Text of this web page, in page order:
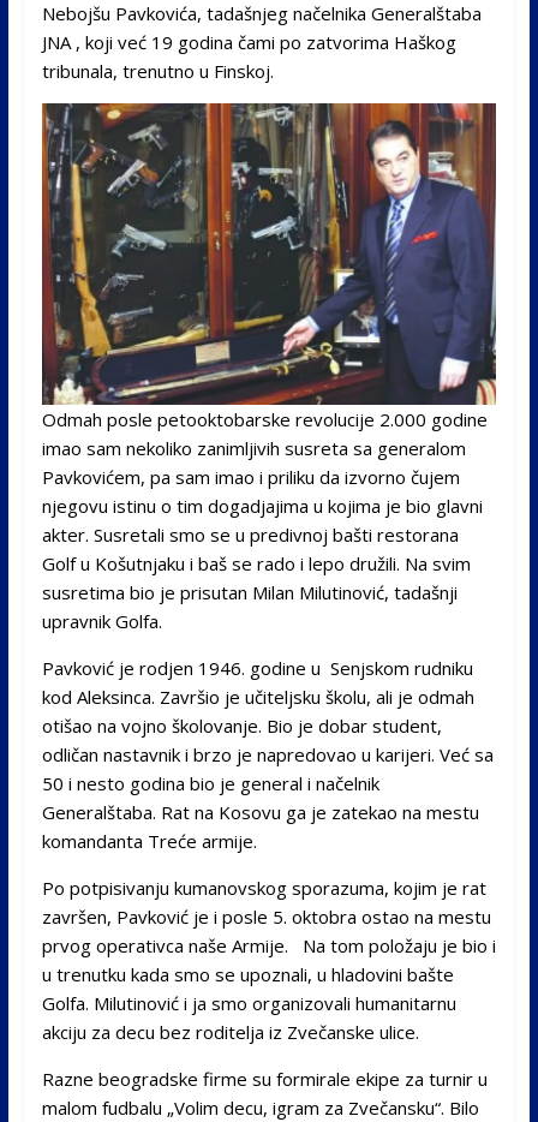
Nebojšu Pavkovića, tadašnjeg načelnika Generalštaba
JNA , koji već 19 godina čami po zatvorima Haškog
tribunala, trenutno u Finskoj.
Odmah posle petooktobarske revolucije 2.000 godine
imao sam nekoliko zanimljivih susreta sa generalom
Pavkovićem, pa sam imao i priliku da izvorno čujem
njegovu istinu o tim dogadjajima u kojima je bio glavni
akter. Susretali smo se u predivnoj bašti restorana
Golf u Košutnjaku i baš se rado i lepo družili. Na svim
susretima bio je prisutan Milan Milutinović, tadašnji
upravnik Golfa.
Pavković je rodjen 1946. godine u Senjskom rudniku
kod Aleksinca. Završio je učiteljsku školu, ali je odmah
otišao na vojno školovanje. Bio je dobar student,
odličan nastavnik i brzo je napredovao u karijeri. Već sa
50 i nesto godina bio je general i načelnik
Generalštaba. Rat na Kosovu ga je zatekao na mestu
komandanta Treće armije.
Po potpisivanju kumanovskog sporazuma, kojim je rat
završen, Pavković je i posle 5. oktobra ostao na mestu
prvog operativca naše Armije. Na tom položaju je bio i
u trenutku kada smo se upoznali, u hladovini bašte
Golfa. Milutinović i ja smo organizovali humanitarnu
akciju za decu bez roditelja iz Zvečanske ulice.
Razne beogradske firme su formirale ekipe za turnir u
malom fudbalu „Volim decu, igram za Zvečansku“. Bilo